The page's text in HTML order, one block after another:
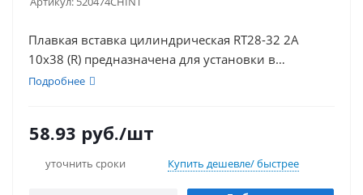
Плавкая вставка цилиндрическая RT28-32 2A
10х38 (R) предназначена для установки в
предохранители и применения в сетях
Подробнее
58.93 руб./шт
уточнить сроки Купить дешевле/ быстрее